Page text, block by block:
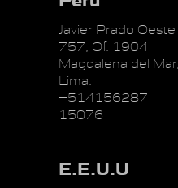
Javier Prado Oeste
757, Of. 1904
Magdalena del Mar,
Lima.
+514156287
15076
E.E.U.U